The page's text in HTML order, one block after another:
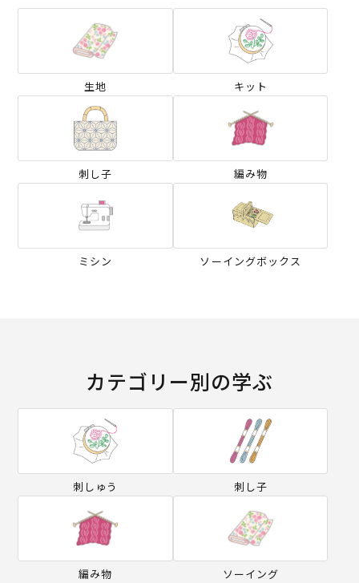
生地 キット
刺し子 編み物
ミシン ソーイングボックス
カテゴリー別の学ぶ
刺しゅう 刺し子
編み物 ソーイング